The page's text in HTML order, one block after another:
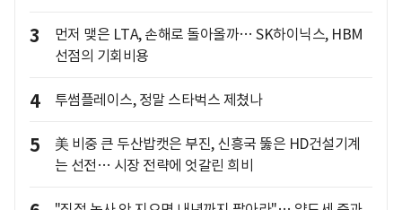
3
먼저 맺은 LTA, 손해로 돌아올까… SK하이닉스, HBM
선점의 기회비용
4 투썸플레이스, 정말 스타벅스 제쳤나
5
美 비중 큰 두산밥캣은 부진, 신흥국 뚫은 HD건설기계
는 선전… 시장 전략에 엇갈린 희비